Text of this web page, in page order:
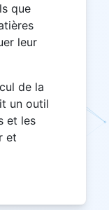
que
leur
de la
un outil
et les
et